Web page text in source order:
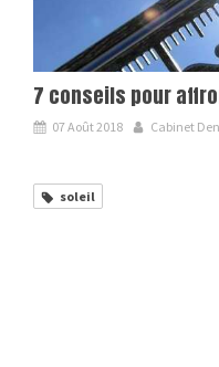
7 conseils pour
07 Août 2018 Cabinet
soleil